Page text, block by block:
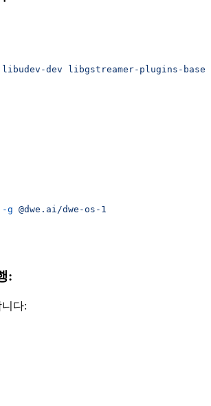
libudev-dev libgstreamer-plugins-
-g @dwe.ai/dwe-os-1
:
다: